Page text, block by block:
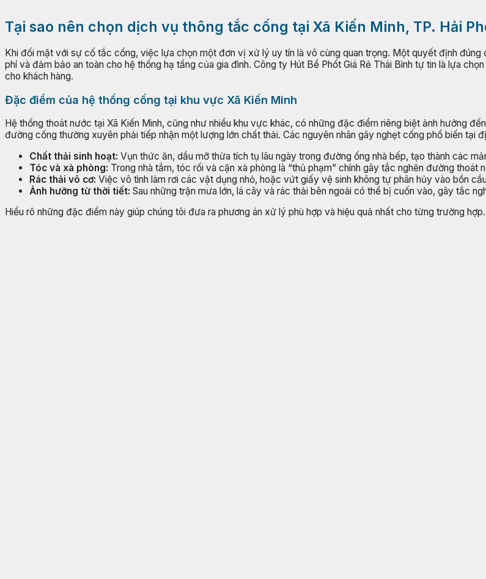
Tại sao nên chọn dịch vụ thông tắc cống tại Xã Kiến Minh, TP. Hải
Khi đối mặt với sự cố tắc cống, việc lựa chọn một đơn vị xử lý uy tín là vô cùng quan trọng. Một quyết định
phí và đảm bảo an toàn cho hệ thống hạ tầng của gia đình. Công ty Hút Bể Phốt Giá Rẻ Thái Bình tự tin là lựa
cho khách hàng.
Đặc điểm của hệ thống cống tại khu vực Xã Kiến Minh
Hệ thống thoát nước tại Xã Kiến Minh, cũng như nhiều khu vực khác, có những đặc điểm riêng biệt ảnh hưởng
đường cống thường xuyên phải tiếp nhận một lượng lớn chất thải. Các nguyên nhân gây nghẹt cống phổ biến tại
Chất thải sinh hoạt: Vụn thức ăn, dầu mỡ thừa tích tụ lâu ngày trong đường ống nhà bếp, tạo thành các
Tóc và xà phòng: Trong nhà tắm, tóc rối và cặn xà phòng là “thủ phạm” chính gây tắc nghẽn đường thoát
Rác thải vô cơ: Việc vô tình làm rơi các vật dụng nhỏ, hoặc vứt giấy vệ sinh không tự phân hủy vào bồn
Ảnh hưởng từ thời tiết: Sau những trận mưa lớn, lá cây và rác thải bên ngoài có thể bị cuốn vào, gây tắc
Hiểu rõ những đặc điểm này giúp chúng tôi đưa ra phương án xử lý phù hợp và hiệu quả nhất cho từng trường hợp.